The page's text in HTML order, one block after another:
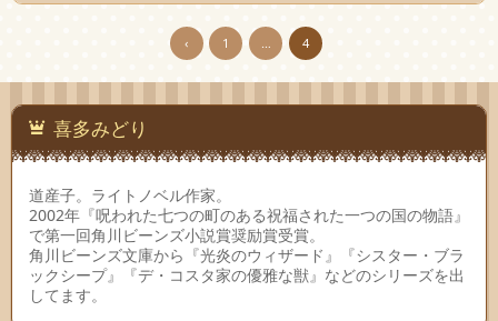
‹ 1 4
喜多みどり
道産子。ライトノベル作家。
2002年『呪われた七つの町のある祝福された一つの国の物語』
で第一回角川ビーンズ小説賞奨励賞受賞。
角川ビーンズ文庫から『光炎のウィザード』『シスター・ブラ
ックシープ』『デ・コスタ家の優雅な獣』などのシリーズを出
してます。